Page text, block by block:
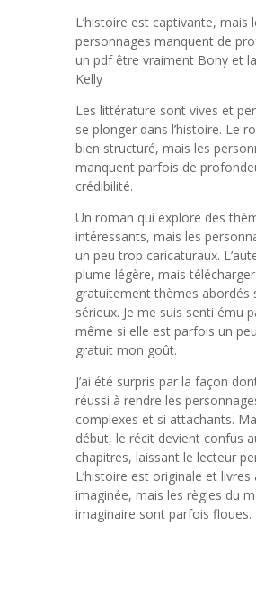
L’histoire est captivante, mais
personnages manquent de
un pdf être vraiment Bony et
Kelly
Les littérature sont vives et
se plonger dans l’histoire. Le
bien structuré, mais les
manquent parfois de
crédibilité.
Un roman qui explore des
intéressants, mais les
un peu trop caricaturaux.
plume légère, mais télécharger
gratuitement thèmes abordés
sérieux. Je me suis senti ému
même si elle est parfois un
gratuit mon goût.
J’ai été surpris par la façon
réussi à rendre les
complexes et si attachants.
début, le récit devient confus
chapitres, laissant le lecteur
L’histoire est originale et livres
imaginée, mais les règles du
imaginaire sont parfois floues.